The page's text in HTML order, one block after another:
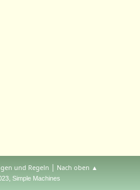
und Regeln | Nach oben ▲
, Simple Machines